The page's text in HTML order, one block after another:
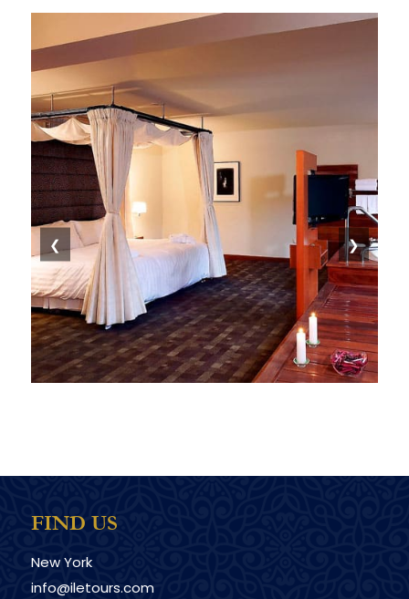
❮ ❯
FIND US
New York
info@iletours.com